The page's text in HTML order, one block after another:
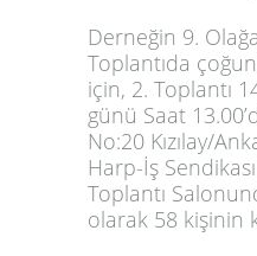
Derneğin 9.
Toplantıda
için, 2. Toplantı
günü Saat
No:20 Kızılay/
Harp-İş
Toplantı
olarak 58 kişinin